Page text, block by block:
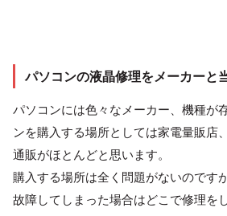
パソコンの液晶修理をメーカーと
パソコンには色々なメーカー、機種が
ンを購入する場所としては家電量販店
通販がほとんどと思います。
購入する場所は全く問題がないのです
故障してしまった場合はどこで修理を